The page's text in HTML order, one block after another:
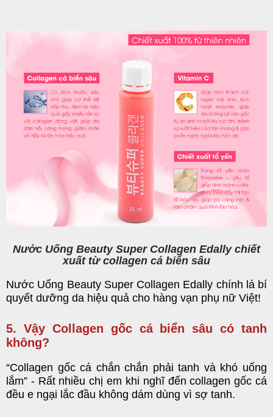
Nước Uống Beauty Super Collagen Edally chiết
xuất từ collagen cá biển sâu
Nước Uống Beauty Super Collagen Edally chính lá bí
quyết dưỡng da hiệu quả cho hàng vạn phụ nữ Việt!
5. Vậy Collagen gốc cá biển sâu có tanh
không?
“Collagen gốc cá chắn chắn phải tanh và khó uống
lắm” - Rất nhiều chị em khi nghĩ đến collagen gốc cá
đều e ngại lắc đầu không dám dùng vì sợ tanh.